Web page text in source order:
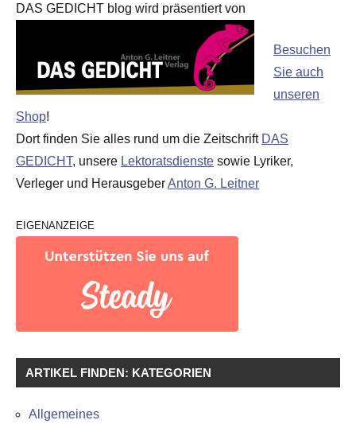
DAS GEDICHT blog wird präsentiert von
Besuchen
Sie auch
unseren
Shop!
Dort finden Sie alles rund um die Zeitschrift DAS
GEDICHT, unsere Lektoratsdienste sowie Lyriker,
Verleger und HerausgeberAnton G. Leitner
EIGENANZEIGE
ARTIKEL FINDEN: KATEGORIEN
Allgemeines